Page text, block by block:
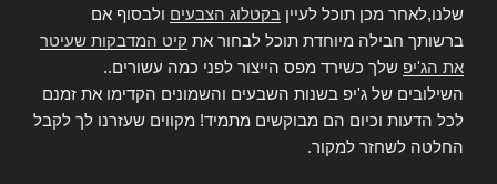
שלנו,לאחר מכן תוכל לעיין בקטלוג הצבעים ולבסוף אם
ברשותך חבילה מיוחדת תוכל לבחור את קיט המדבקות שעיטר
את הג'יפ שלך כשירד מפס הייצור לפני כמה עשורים..
השילובים של ג'יפ בשנות השבעים והשמונים הקדימו את זמנם
לכל הדעות וכיום הם מבוקשים מתמיד! מקווים שעזרנו לך לקבל
החלטה לשחזר למקור.